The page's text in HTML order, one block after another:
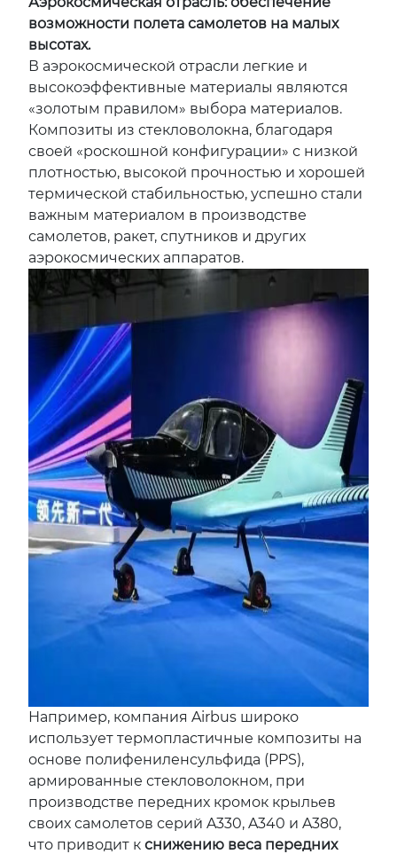
возможности полета самолетов на малых
высотах.
В аэрокосмической отрасли легкие и
высокоэффективные материалы являются
«золотым правилом» выбора материалов.
Композиты из стекловолокна, благодаря
своей «роскошной конфигурации» с низкой
плотностью, высокой прочностью и хорошей
термической стабильностью, успешно стали
важным материалом в производстве
самолетов, ракет, спутников и других
аэрокосмических аппаратов.
Например, компания Airbus широко
использует термопластичные композиты на
основе полифениленсульфида (PPS),
армированные стекловолокном, при
производстве передних кромок крыльев
своих самолетов серий A330, A340 и A380,
что приводит к снижению веса передних